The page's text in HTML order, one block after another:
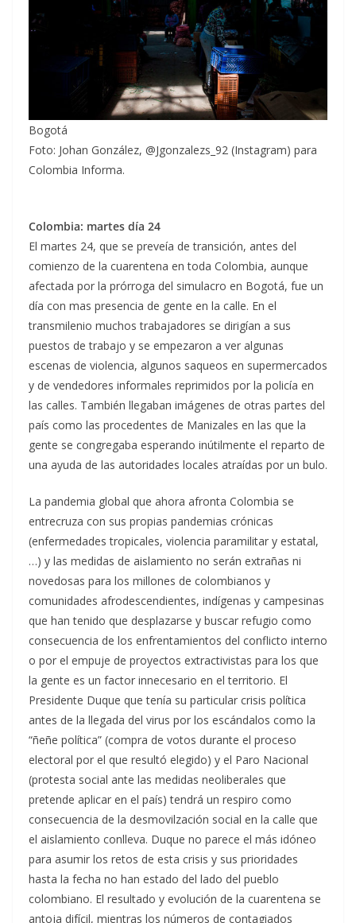
Bogotá
Foto: Johan González, @Jgonzalezs_92 (Instagram) para
Colombia Informa.
Colombia: martes día 24
El martes 24, que se preveía de transición, antes del
comienzo de la cuarentena en toda Colombia, aunque
afectada por la prórroga del simulacro en Bogotá, fue un
día con mas presencia de gente en la calle. En el
transmilenio muchos trabajadores se dirigían a sus
puestos de trabajo y se empezaron a ver algunas
escenas de violencia, algunos saqueos en supermercados
y de vendedores informales reprimidos por la policía en
las calles. También llegaban imágenes de otras partes del
país como las procedentes de Manizales en las que la
gente se congregaba esperando inútilmente el reparto de
una ayuda de las autoridades locales atraídas por un bulo.
La pandemia global que ahora afronta Colombia se
entrecruza con sus propias pandemias crónicas
(enfermedades tropicales, violencia paramilitar y estatal,
…) y las medidas de aislamiento no serán extrañas ni
novedosas para los millones de colombianos y
comunidades afrodescendientes, indígenas y campesinas
que han tenido que desplazarse y buscar refugio como
consecuencia de los enfrentamientos del conflicto interno
o por el empuje de proyectos extractivistas para los que
la gente es un factor innecesario en el territorio. El
Presidente Duque que tenía su particular crisis política
antes de la llegada del virus por los escándalos como la
“ñeñe política” (compra de votos durante el proceso
electoral por el que resultó elegido) y el Paro Nacional
(protesta social ante las medidas neoliberales que
pretende aplicar en el país) tendrá un respiro como
consecuencia de la desmovilzación social en la calle que
el aislamiento conlleva. Duque no parece el más idóneo
para asumir los retos de esta crisis y sus prioridades
hasta la fecha no han estado del lado del pueblo
colombiano. El resultado y evolución de la cuarentena se
antoja difícil, mientras los números de contagiados